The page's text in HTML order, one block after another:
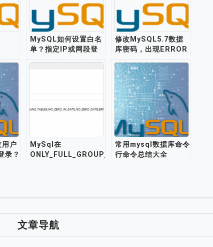
MySQL如何设置白名
单？指定IP或网段登
修改MySQL5.7数据
库密码，出现ERROR
何解决？
户
录？
MySql在
ONLY_FULL_GROUP_BY
常用mysql数据库命令
行命令总结大全
文章导航